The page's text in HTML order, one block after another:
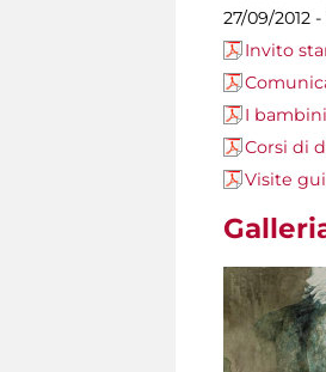
27/09/2012 -
Invito
I
Corsi di
Visite